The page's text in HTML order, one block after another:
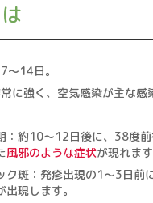
～14日。
に強く、空気感染が主な感
：約10～12日後に、38度
風邪のような症状が現れます
ク斑：発疹出現の1～3日前に
出現します。